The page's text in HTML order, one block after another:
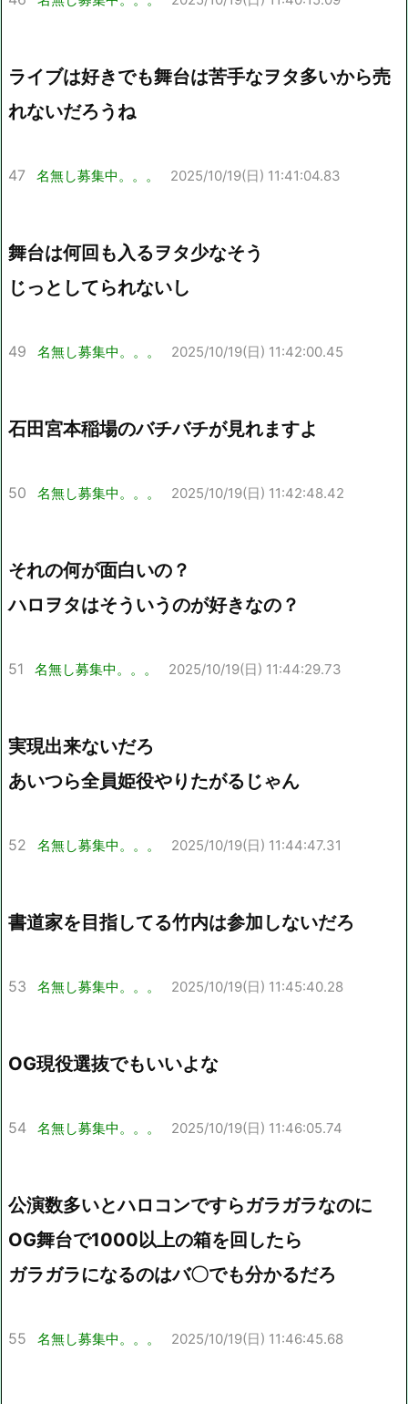
ライブは好きでも舞台は苦手なヲタ多いから売
れないだろうね
47 名無し募集中。。。 2025/10/19(日) 11:41:04.83
舞台は何回も入るヲタ少なそう
じっとしてられないし
49 名無し募集中。。。 2025/10/19(日) 11:42:00.45
石田宮本稲場のバチバチが見れますよ
50 名無し募集中。。。 2025/10/19(日) 11:42:48.42
それの何が面白いの？
ハロヲタはそういうのが好きなの？
51 名無し募集中。。。 2025/10/19(日) 11:44:29.73
実現出来ないだろ
あいつら全員姫役やりたがるじゃん
52 名無し募集中。。。 2025/10/19(日) 11:44:47.31
書道家を目指してる竹内は参加しないだろ
53 名無し募集中。。。 2025/10/19(日) 11:45:40.28
OG現役選抜でもいいよな
54 名無し募集中。。。 2025/10/19(日) 11:46:05.74
公演数多いとハロコンですらガラガラなのに
OG舞台で1000以上の箱を回したら
ガラガラになるのはバ〇でも分かるだろ
55 名無し募集中。。。 2025/10/19(日) 11:46:45.68